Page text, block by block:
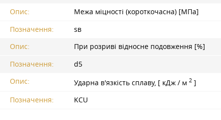
Опис:
Межа міцності (короткочасна) [МПа]
Позначення:
sв
Опис:
При розриві відносне подовження [%]
Позначення:
d5
Опис:
Ударна в'язкість сплаву, [ кДж / м 2 ]
Позначення:
KCU